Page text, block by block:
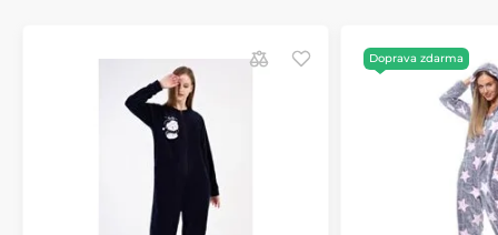
Doprava zdarma